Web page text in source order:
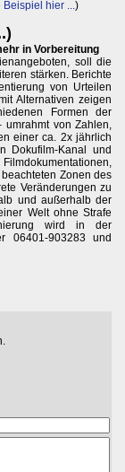
Beispiel hier ...)
in Vorbereitung
soll die
stärken. Berichte
von Urteilen
Alternativen zeigen
Formen der
umrahmt von Zahlen,
einer ca. 2x jährlich
Dokufilm-Kanal und
Zonen des
Veränderungen zu
und außerhalb der
Welt ohne Strafe
wird in der
06401-903283 und